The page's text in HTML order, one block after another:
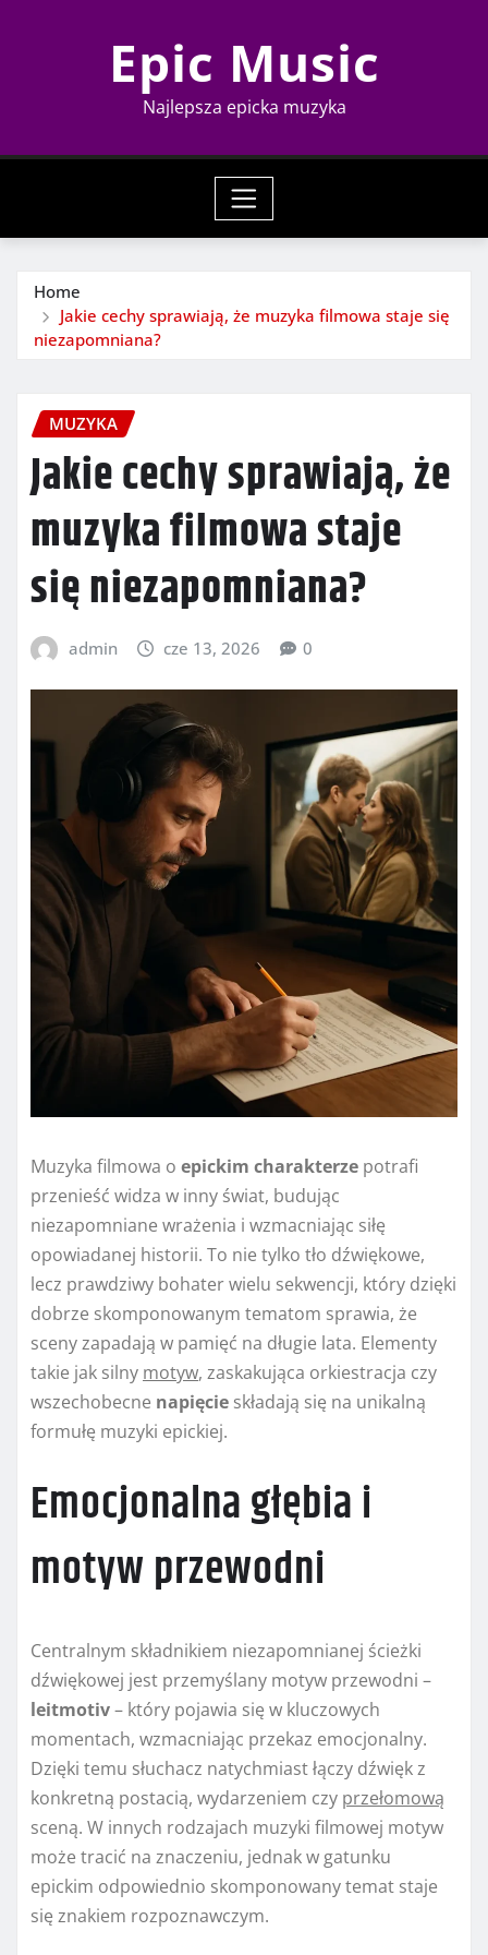
Epic Music
Najlepsza epicka muzyka
Home
Jakie cechy sprawiają, że muzyka filmowa staje się
niezapomniana?
MUZYKA
Jakie cechy sprawiają, że
muzyka filmowa staje
się niezapomniana?
admin cze 13, 2026 0
Muzyka filmowa o epickim charakterze potrafi
przenieść widza w inny świat, budując
niezapomniane wrażenia i wzmacniając siłę
opowiadanej historii. To nie tylko tło dźwiękowe,
lecz prawdziwy bohater wielu sekwencji, który dzięki
dobrze skomponowanym tematom sprawia, że
sceny zapadają w pamięć na długie lata. Elementy
takie jak silny motyw, zaskakująca orkiestracja czy
wszechobecne napięcie składają się na unikalną
formułę muzyki epickiej.
Emocjonalna głębia i
motyw przewodni
Centralnym składnikiem niezapomnianej ścieżki
dźwiękowej jest przemyślany motyw przewodni –
leitmotiv– który pojawia się w kluczowych
momentach, wzmacniając przekaz emocjonalny.
Dzięki temu słuchacz natychmiast łączy dźwięk z
konkretną postacią, wydarzeniem czy przełomową
sceną. W innych rodzajach muzyki filmowej motyw
może tracić na znaczeniu, jednak w gatunku
epickim odpowiednio skomponowany temat staje
się znakiem rozpoznawczym.